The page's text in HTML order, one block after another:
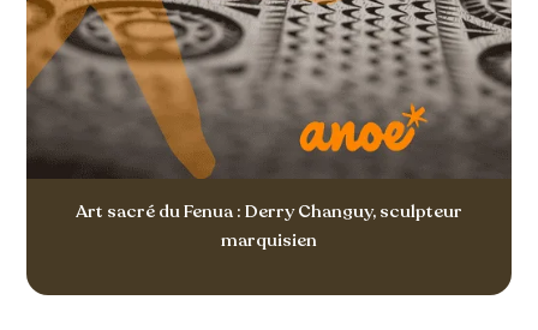
Art sacré du Fenua : Derry Changuy, sculpteur
marquisien